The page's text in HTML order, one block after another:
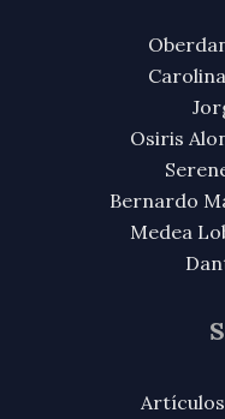
Osiris
Bernardo
Medea